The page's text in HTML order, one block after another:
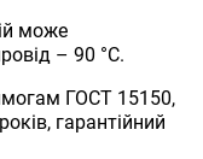
може
– 90 °C.
ГОСТ 15150,
гарантійний